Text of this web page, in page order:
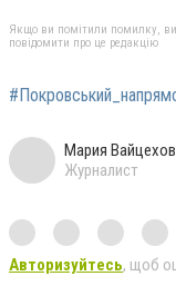
Якщо ви помітили помилку,
повідомити про це редакцію
Мария
Журналист
Авторизуйтесь, щоб